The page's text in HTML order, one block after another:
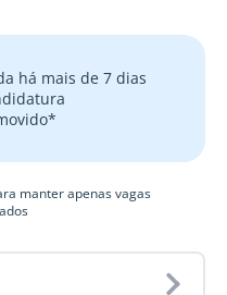
há mais de 7 dias
manter apenas vagas